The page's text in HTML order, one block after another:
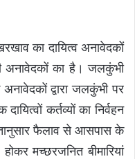
का दायित्व अनावेदकों
अनावेदकों का है। जलकुंभी
द्वारा जलकुंभी पर
कर्तव्यों का निर्वहन
फैलाव से आसपास के
मच्छरजनित बीमारियां